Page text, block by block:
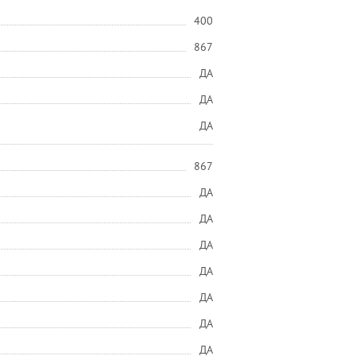
400
867
ДА
ДА
ДА
867
ДА
ДА
ДА
ДА
ДА
ДА
ДА